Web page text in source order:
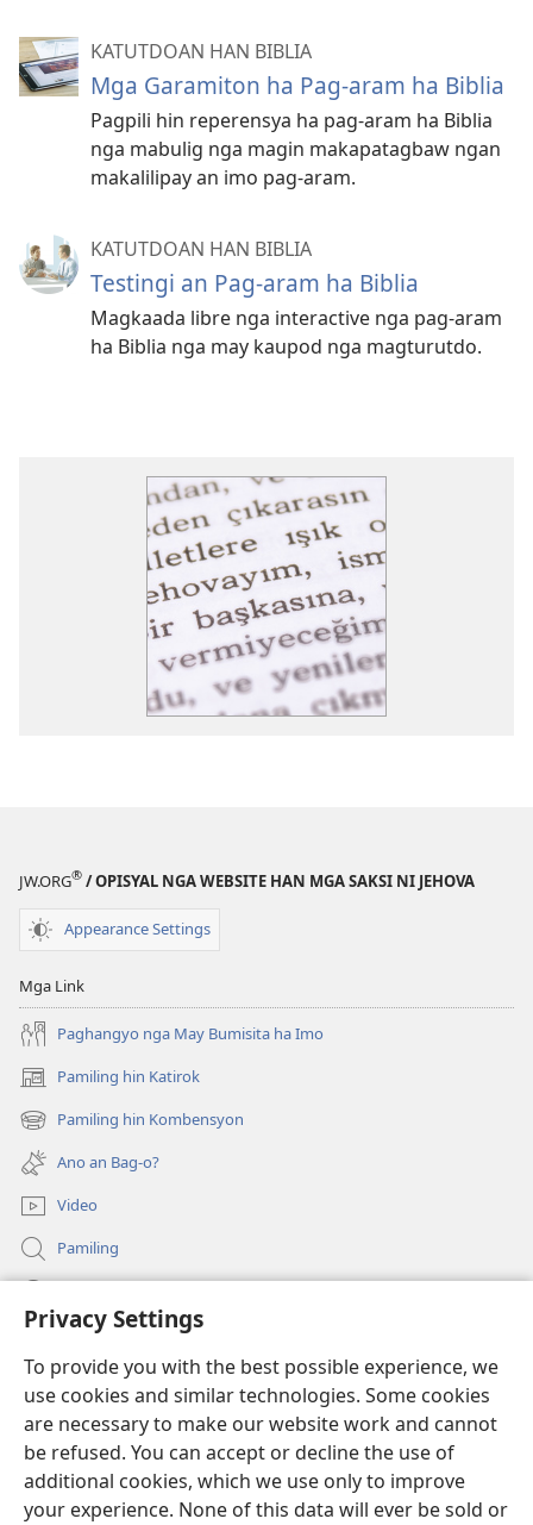
Privacy Settings
To provide you with the best possible experience, we
use cookies and similar technologies. Some cookies
are necessary to make our website work and cannot
be refused. You can accept or decline the use of
additional cookies, which we use only to improve
your experience. None of this data will ever be sold or
KATUTDOAN HAN BIBLIA
Mga Garamiton ha Pag-aram ha Biblia
Pagpili hin reperensya ha pag-aram ha Biblia
nga mabulig nga magin makapatagbaw ngan
makalilipay an imo pag-aram.
KATUTDOAN HAN BIBLIA
Testingi an Pag-aram ha Biblia
Magkaada libre nga interactive nga pag-aram
ha Biblia nga may kaupod nga magturutdo.
JW.ORG® / OPISYAL NGA WEBSITE HAN MGA SAKSI NI JEHOVA
Appearance Settings
Mga Link
Paghangyo nga May Bumisita ha Imo
Pamiling hin Katirok
(opens
new
window)
Pamiling hin Kombensyon
(opens
new
window)
Ano an Bag-o?
Video
Pamiling
(opens
window)Watchtower ONLINE LIBRARY
(opens
new
window)JW Hub ®
(opens
new